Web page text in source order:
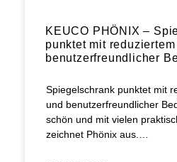
KEUCO PHÖNIX –
punktet mit
benutzerfreundlicher
Spiegelschrank punktet mit
und benutzerfreundlicher
schön und mit vielen
zeichnet Phönix aus.…